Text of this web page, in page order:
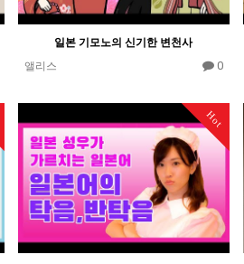
일본 기모노의 신기한 변천사
앨리스
0
Hot